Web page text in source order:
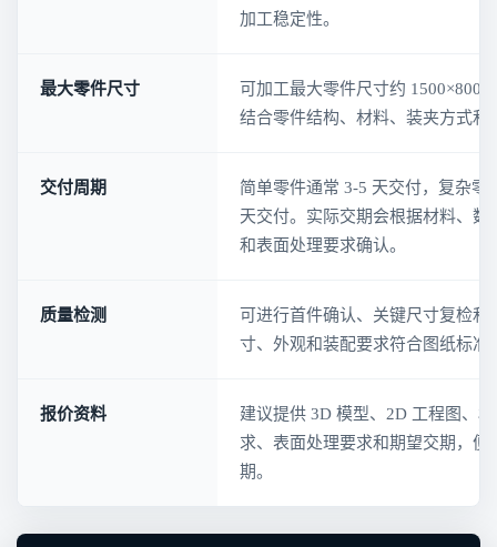
加工稳定性。
最大零件尺寸
可加工最大零件尺寸约
结合零件结构、材料、装夹方式和
交付周期
简单零件通常 3-5 天交付，复杂零
天交付。实际交期会根据材料、数
和表面处理要求确认。
质量检测
可进行首件确认、关键尺寸复检
寸、外观和装配要求符合图纸标准
报价资料
建议提供 3D 模型、2D 工程图、
求、表面处理要求和期望交期，便
期。